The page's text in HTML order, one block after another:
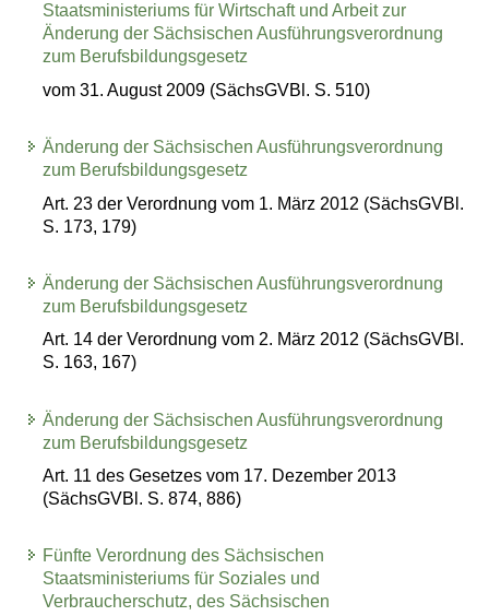
Staatsministeriums für Wirtschaft und Arbeit zur
Änderung der Sächsischen Ausführungsverordnung
zum Berufsbildungsgesetz
vom 31. August 2009 (SächsGVBl. S. 510)
Änderung der Sächsischen Ausführungsverordnung
zum Berufsbildungsgesetz
Art. 23 der Verordnung vom 1. März 2012 (SächsGVBl.
S. 173, 179)
Änderung der Sächsischen Ausführungsverordnung
zum Berufsbildungsgesetz
Art. 14 der Verordnung vom 2. März 2012 (SächsGVBl.
S. 163, 167)
Änderung der Sächsischen Ausführungsverordnung
zum Berufsbildungsgesetz
Art. 11 des Gesetzes vom 17. Dezember 2013
(SächsGVBl. S. 874, 886)
Fünfte Verordnung des Sächsischen
Staatsministeriums für Soziales und
Verbraucherschutz, des Sächsischen